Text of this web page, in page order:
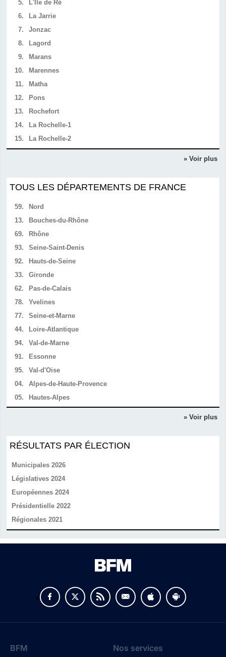
5.
L'Île de Ré
6.
La Jarrie
7.
Jonzac
8.
Lagord
9.
Marans
10.
Marennes
11.
Matha
12.
Pons
13.
Rochefort
14.
La Rochelle-1
15.
La Rochelle-2
» Voir plus
TOUS LES DÉPARTEMENTS DE FRANCE
59.
Nord
13.
Bouches-du-Rhône
69.
Rhône
93.
Seine-Saint-Denis
92.
Hauts-de-Seine
33.
Gironde
62.
Pas-de-Calais
78.
Yvelines
77.
Seine-et-Marne
44.
Loire-Atlantique
94.
Val-de-Marne
91.
Essonne
95.
Val-d'Oise
04.
Alpes-de-Haute-Provence
05.
Hautes-Alpes
» Voir plus
RÉSULTATS PAR ÉLECTION
Municipales 2026
Législatives 2024
Européennes 2024
Présidentielle 2022
Régionales 2021
v
BFM Nos services